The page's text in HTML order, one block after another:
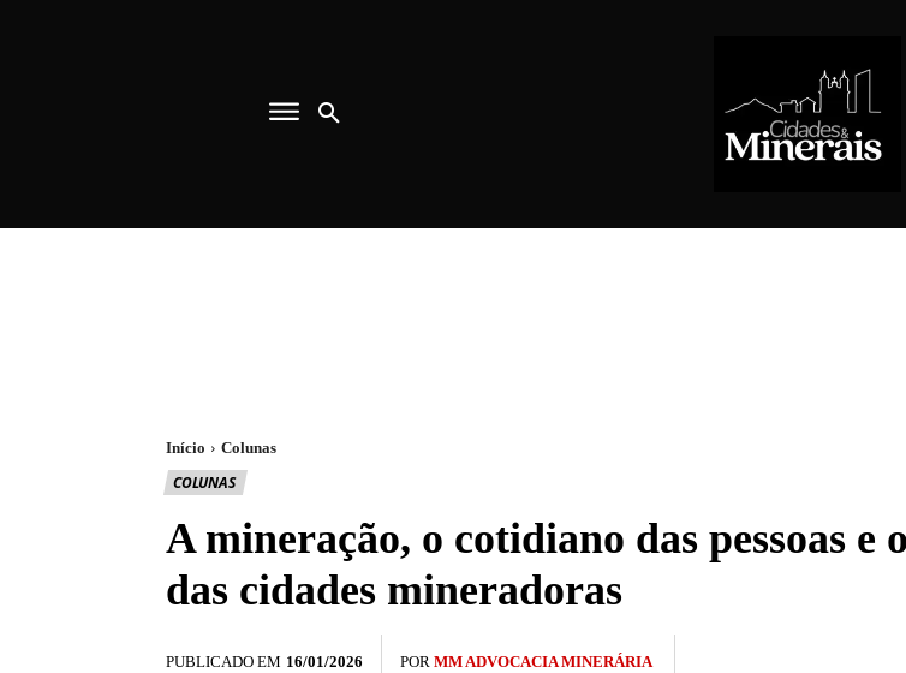
Início Colunas
COLUNAS
A mineração, o cotidiano das pessoas e
das cidades mineradoras
PUBLICADO EM 16/01/2026 POR MM ADVOCACIA MINERÁRIA